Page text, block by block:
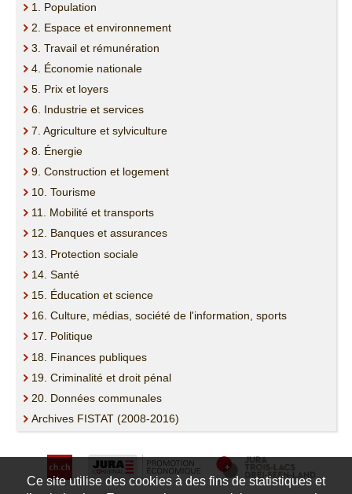
1. Population
2. Espace et environnement
3. Travail et rémunération
4. Économie nationale
5. Prix et loyers
6. Industrie et services
7. Agriculture et sylviculture
8. Énergie
9. Construction et logement
10. Tourisme
11. Mobilité et transports
12. Banques et assurances
13. Protection sociale
14. Santé
15. Éducation et science
16. Culture, médias, société de l'information, sports
17. Politique
18. Finances publiques
19. Criminalité et droit pénal
20. Données communales
Archives FISTAT (2008-2016)
Ce site utilise des cookies à des fins de statistiques et